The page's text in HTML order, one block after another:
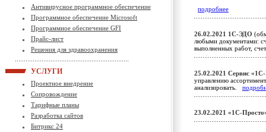
Антивирусное программное обеспечение
Программное обеспечение Microsoft
Программное обеспечение GFI
Прайс-лист
Решения для здравоохранения
УСЛУГИ
Проектное внедрение
Сопровождение
Тарифные планы
Разработка сайтов
Битрикс 24
подробнее
26.02.2021 1С-ЭДО
любыми документами:
выполненных работ,
25.02.2021 Сервис
управлению
анализировать.
23.02.2021 «1С-